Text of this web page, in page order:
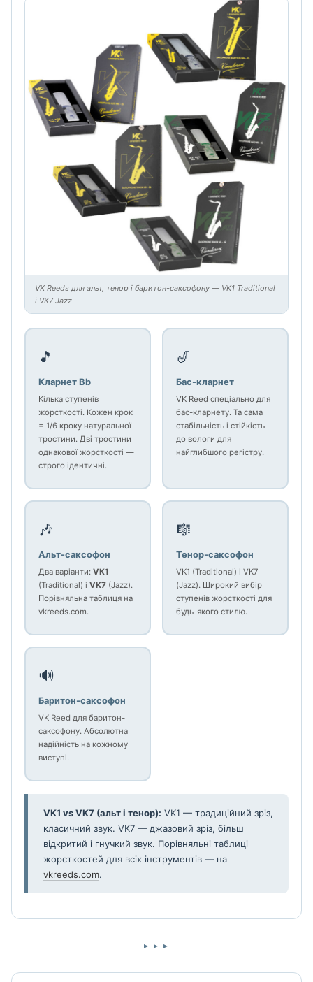
VK Reeds для альт, тенор і баритон-саксофону — VK1 Traditional
і VK7 Jazz
🎵
Кларнет Bb
Кілька ступенів
жорсткості. Кожен крок
= 1/6 кроку натуральної
тростини. Дві тростини
однакової жорсткості —
строго ідентичні.
🎷
Бас-кларнет
VK Reed спеціально для
бас-кларнету. Та сама
стабільність і стійкість
до вологи для
найглибшого регістру.
🎶
Альт-саксофон
Два варіанти: VK1
(Traditional) і VK7 (Jazz).
Порівняльна таблиця на
vkreeds.com.
🎼
Тенор-саксофон
VK1 (Traditional) і VK7
(Jazz). Широкий вибір
ступенів жорсткості для
будь-якого стилю.
🔊
Баритон-саксофон
VK Reed для баритон-
саксофону. Абсолютна
надійність на кожному
виступі.
VK1 vs VK7 (альт і тенор): VK1 — традиційний зріз,
класичний звук. VK7 — джазовий зріз, більш
відкритий і гнучкий звук. Порівняльні таблиці
жорсткостей для всіх інструментів — на
vkreeds.com.
▸ ▸ ▸